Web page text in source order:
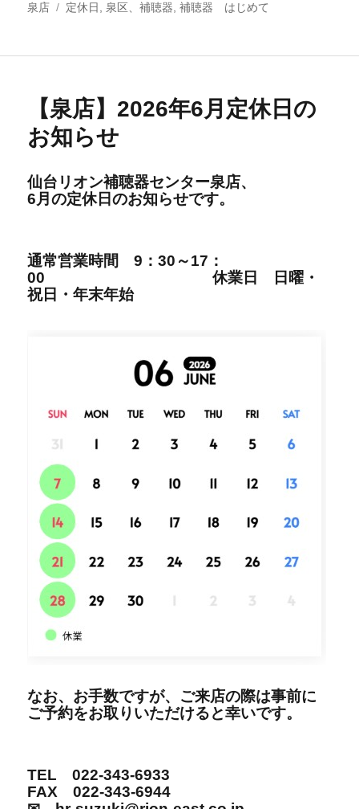
稿
稿
泉店
タ
定休日 泉区、補聴器 補聴器 はじめて
【泉店】2026年6月定休日の
お知らせ
仙台リオン補聴器センター泉店、
6月の定休日のお知らせです。
通常営業時間9：30～17：
00
休業日 日曜・
祝日・年末年始
なお、お手数ですが、ご来店の際は事前に
ご予約をお取りいただけると幸いです。
TEL 022-343-6933
FAX 022-343-6944